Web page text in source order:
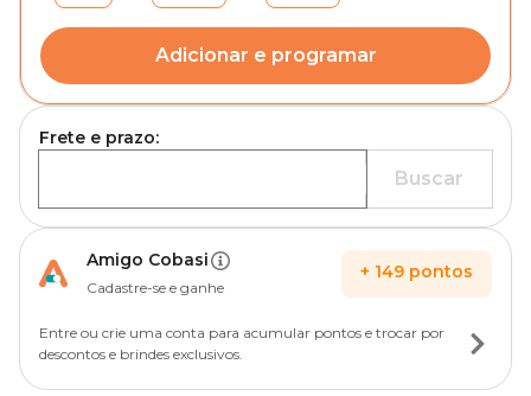
Adicionar e programar
Frete e prazo:
Buscar
Amigo Cobasi
Cadastre-se e ganhe
+ 149 pontos
Entre ou crie uma conta para acumular pontos e trocar por
descontos e brindes exclusivos.